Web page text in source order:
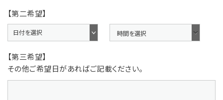
【第二希望】
【第三希望】
その他ご希望日があればご記載ください。